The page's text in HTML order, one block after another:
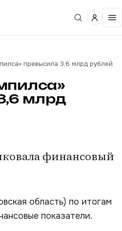
превысила 3,6 млрд рублей
млрд
финансовый
область) по итогам
показатели.